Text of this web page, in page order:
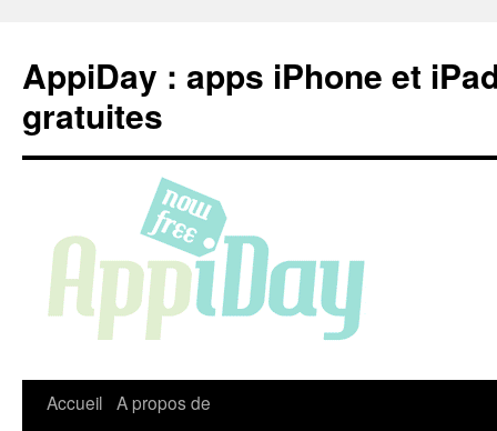
contenu
AppiDay : apps iPhone et
gratuites
Accueil A propos de